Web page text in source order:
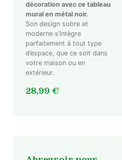
décoration avec ce tableau
mural en métal noir.
Son design sobre et
moderne s’intègre
parfaitement à tout type
d’espace, que ce soit dans
votre maison ou en
extérieur.
28,99 €